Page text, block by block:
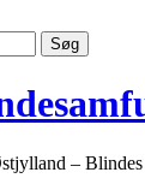
Søg
–